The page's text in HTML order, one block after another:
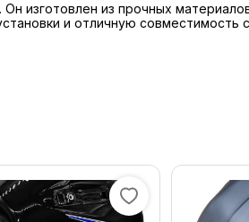
изготовлен из прочных
и отличную совместимость